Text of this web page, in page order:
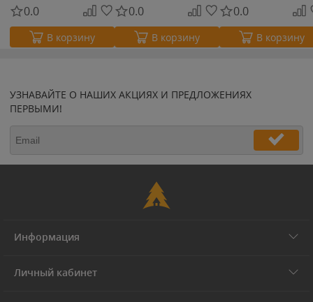
0.0
В корзину
0.0
В корзину
0.0
В корзину
УЗНАВАЙТЕ О НАШИХ АКЦИЯХ И ПРЕДЛОЖЕНИЯХ
ПЕРВЫМИ!
Информация
Личный кабинет